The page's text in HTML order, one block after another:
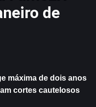
de
máxima de dois anos
cortes cautelosos